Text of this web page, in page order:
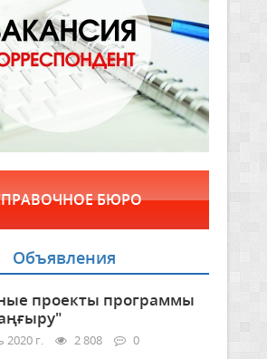
БЮРО
Объявления
проекты программы
2020 г. 2 808 0